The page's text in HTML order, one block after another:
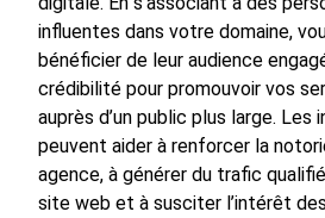
influentes dans votre domaine,
bénéficier de leur audience
crédibilité pour promouvoir vos
auprès d’un public plus large. Les
peuvent aider à renforcer la
agence, à générer du trafic
site web et à susciter l’intérêt